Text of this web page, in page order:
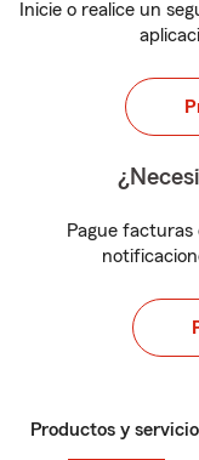
Inicie o realice un
Pague facturas
Productos y